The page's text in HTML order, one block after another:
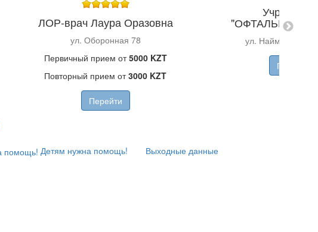
ЛОР-врач Лаура Оразовна
ул. Оборонная 78
Первичный прием от5000 KZT
Повторный прием от3000 KZT
Перейти
ул. Найманбаева,
Перейти
Детям нужна помощь! Выходные данные